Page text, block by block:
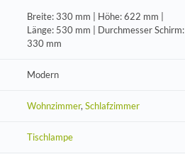
Breite: 330 mm | Höhe: 622 mm |
Länge: 530 mm | Durchmesser Schirm:
330 mm
Modern
Wohnzimmer, Schlafzimmer
Tischlampe